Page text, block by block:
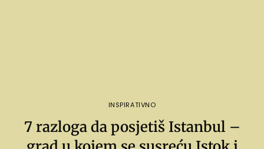
INSPIRATIVNO
7 razloga da posjetiš Istanbul –